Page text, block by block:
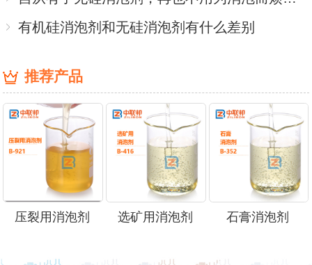
有机硅消泡剂和无硅消泡剂有什么差别
推荐产品
压裂用消泡剂 选矿用消泡剂 石膏消泡剂